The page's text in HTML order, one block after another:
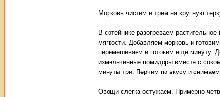
Морковь чистим и трем на крупную
В сотейнике разогреваем
мягкости. Добавляем морковь и
перемешиваем и готовим еще минуту.
измельченные помидоры вместе с
минуты три. Перчим по вкусу и снимаем
Овощи слегка остужаем. Примерно